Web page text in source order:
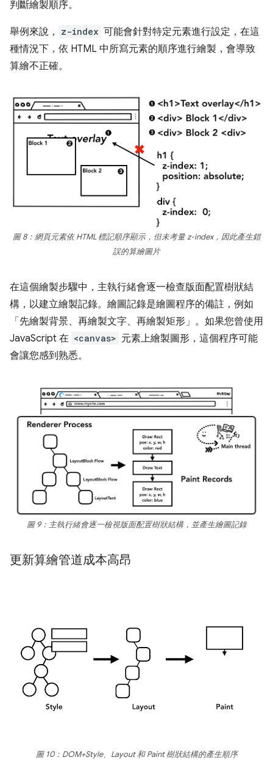
判斷繪製順序。
舉例來說， z-index 可能會針對特定元素進行設定，在這
種情況下，依 HTML 中所寫元素的順序進行繪製，會導致
算繪不正確。
圖 8：網頁元素依 HTML 標記順序顯示，但未考量 z-index，因此產生錯
誤的算繪圖片
在這個繪製步驟中，主執行緒會逐一檢查版面配置樹狀結
構，以建立繪製記錄。繪圖記錄是繪圖程序的備註，例如
「先繪製背景、再繪製文字、再繪製矩形」。如果您曾使用
JavaScript 在 <canvas> 元素上繪製圖形，這個程序可能
會讓您感到熟悉。
圖 9：主執行緒會逐一檢視版面配置樹狀結構，並產生繪圖記錄
更新算繪管道成本高昂
圖 10：DOM+Style、Layout 和 Paint 樹狀結構的產生順序